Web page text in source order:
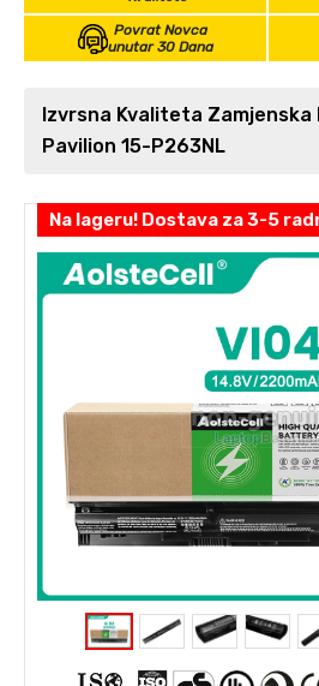
Povrat Novca
unutar 30 Dana
Izvrsna Kvaliteta Zamjenska
Pavilion 15-P263NL
Na lageru! Dostava za 3-5